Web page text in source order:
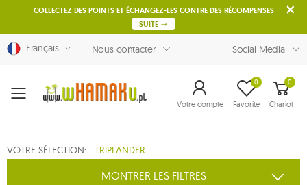
COLLECTEZ DES POINTS ET ÉCHANGEZ-LES CONTRE DES RÉCOMPENSES
SUITE
Français Nous contacter Social Media
Menu Votre compte Favorite
0 0
Chariot
VOTRE SÉLECTION: TRIPLANDER
MONTRER LES FILTRES